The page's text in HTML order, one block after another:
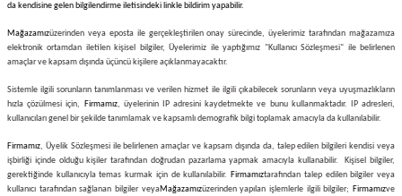
da kendisine gelen bilgilendirme iletisindeki linkle bildirim yapabilir.
Mağazamızüzerinden veya eposta ile gerçekleştirilen onay sürecinde, üyelerimiz tarafından mağazamıza
elektronik ortamdan iletilen kişisel bilgiler, Üyelerimiz ile yaptığımız "Kullanıcı Sözleşmesi" ile belirlenen
amaçlar ve kapsam dışında üçüncü kişilere açıklanmayacaktır.
Sistemle ilgili sorunların tanımlanması ve verilen hizmet ile ilgili çıkabilecek sorunların veya uyuşmazlıkların
hızla çözülmesi için,
Firmamız, üyelerinin IP adresini kaydetmekte ve bunu kullanmaktadır. IP adresleri,
kullanıcıları genel bir şekilde tanımlamak ve kapsamlı demografik bilgi toplamak amacıyla da kullanılabilir.
Firmamız, Üyelik Sözleşmesi ile belirlenen amaçlar ve kapsam dışında da, talep edilen bilgileri kendisi veya
işbirliği içinde olduğu kişiler tarafından doğrudan pazarlama yapmak amacıyla kullanabilir. Kişisel bilgiler,
gerektiğinde kullanıcıyla temas kurmak için de kullanılabilir. Firmamıztarafından talep edilen bilgiler veya
kullanıcı tarafından sağlanan bilgiler veyaMağazamızüzerinden yapılan işlemlerle ilgili bilgiler; Firmamızve